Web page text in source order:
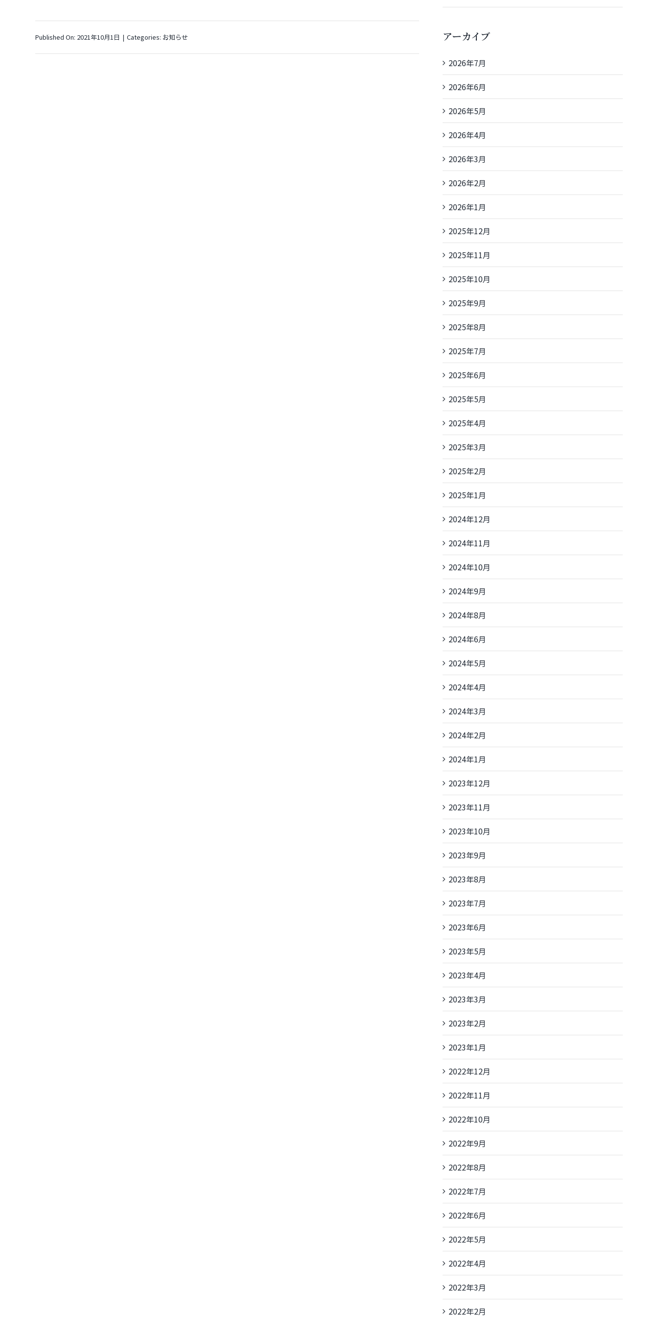
Published On: 2021年10月1日 | Categories: お知らせ アーカイブ
2026年7月
2026年6月
2026年5月
2026年4月
2026年3月
2026年2月
2026年1月
2025年12月
2025年11月
2025年10月
2025年9月
2025年8月
2025年7月
2025年6月
2025年5月
2025年4月
2025年3月
2025年2月
2025年1月
2024年12月
2024年11月
2024年10月
2024年9月
2024年8月
2024年6月
2024年5月
2024年4月
2024年3月
2024年2月
2024年1月
2023年12月
2023年11月
2023年10月
2023年9月
2023年8月
2023年7月
2023年6月
2023年5月
2023年4月
2023年3月
2023年2月
2023年1月
2022年12月
2022年11月
2022年10月
2022年9月
2022年8月
2022年7月
2022年6月
2022年5月
2022年4月
2022年3月
2022年2月